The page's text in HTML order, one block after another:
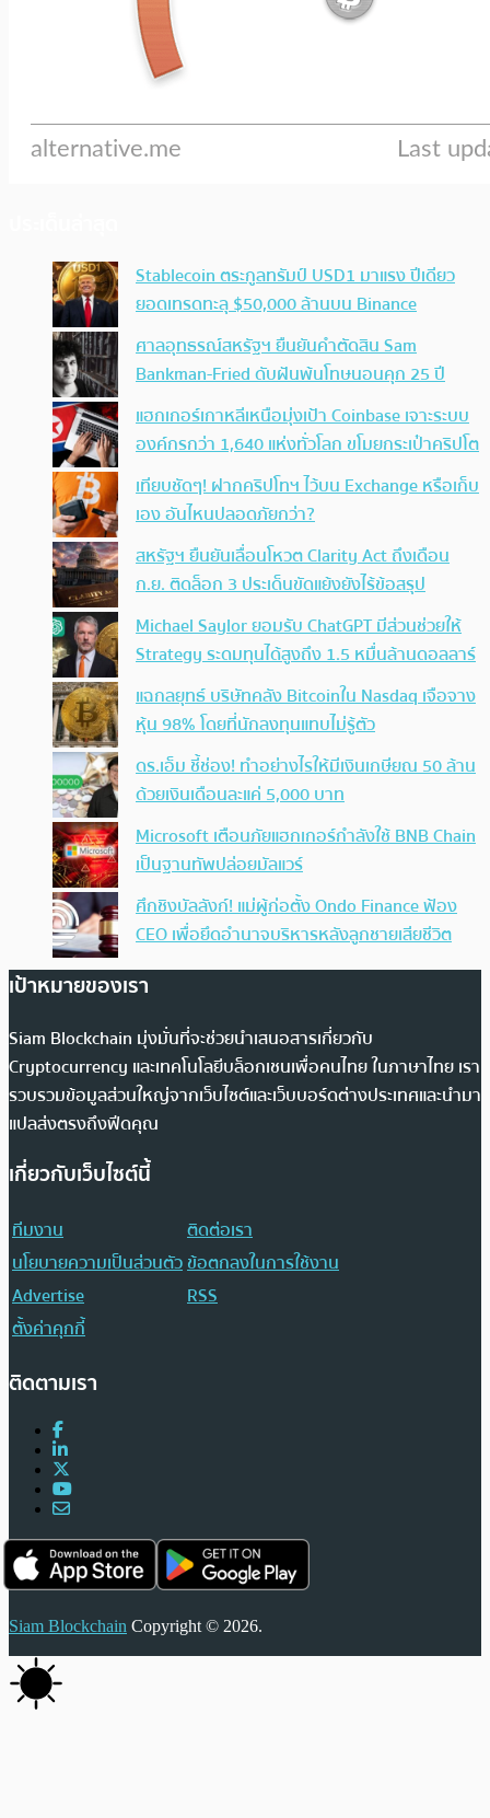
Stablecoin ตระกูลทรัมป์ USD1 มาแรง ปีเดียว
ยอดเทรดทะลุ $50,000 ล้านบน Binance
ศาลอุทธรณ์สหรัฐฯ ยืนยันคำตัดสิน Sam
Bankman-Fried ดับฝันพ้นโทษนอนคุก 25 ปี
แฮกเกอร์เกาหลีเหนือมุ่งเป้า Coinbase เจาะระบบ
องค์กรกว่า 1,640 แห่งทั่วโลก ขโมยกระเป๋าคริปโต
เทียบชัดๆ! ฝากคริปโทฯ ไว้บน Exchange หรือเก็บ
เอง อันไหนปลอดภัยกว่า?
สหรัฐฯ ยืนยันเลื่อนโหวต Clarity Act ถึงเดือน
ก.ย. ติดล็อก 3 ประเด็นขัดแย้งยังไร้ข้อสรุป
Michael Saylor ยอมรับ ChatGPT มีส่วนช่วยให้
Strategy ระดมทุนได้สูงถึง 1.5 หมื่นล้านดอลลาร์
แฉกลยุทธ์ บริษัทคลัง Bitcoinใน Nasdaq เจือจาง
หุ้น 98% โดยที่นักลงทุนแทบไม่รู้ตัว
ดร.เอ็ม ชี้ช่อง! ทำอย่างไรให้มีเงินเกษียณ 50 ล้าน
ด้วยเงินเดือนละแค่ 5,000 บาท
Microsoft เตือนภัยแฮกเกอร์กำลังใช้ BNB Chain
เป็นฐานทัพปล่อยมัลแวร์
ศึกชิงบัลลังก์! แม่ผู้ก่อตั้ง Ondo Finance ฟ้อง
CEO เพื่อยึดอำนาจบริหารหลังลูกชายเสียชีวิต
เป้าหมายของเรา
Siam Blockchain มุ่งมั่นที่จะช่วยนำเสนอสารเกี่ยวกับ
Cryptocurrency และเทคโนโลยีบล็อกเชนเพื่อคนไทย ในภาษาไทย เรา
รวบรวมข้อมูลส่วนใหญ่จากเว็บไซต์และเว็บบอร์ดต่างประเทศและนำมา
แปลส่งตรงถึงฟีดคุณ
เกี่ยวกับเว็บไซต์นี้
ทีมงาน
ติดต่อเรา
นโยบายความเป็นส่วนตัวข้อตกลงในการใช้งาน
Advertise
RSS
ตั้งค่าคุกกี้
ติดตามเรา
Siam Blockchain Copyright © 2026.